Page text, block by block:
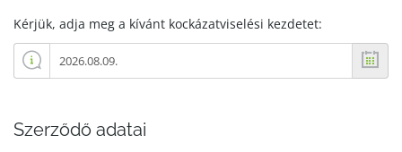
Kérjük, adja meg a kívánt kockázatviselési kezdetet:
Szerződő adatai